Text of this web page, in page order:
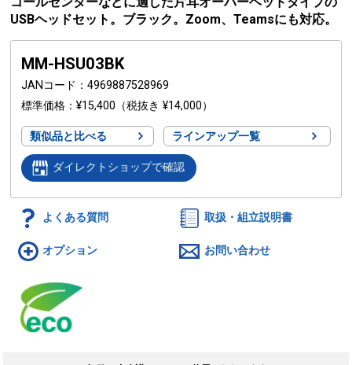
USBヘッドセット。ブラック。Zoom、Teamsにも対応。
MM-HSU03BK
JANコード
4969887528969
標準価格
¥15,400 （税抜き ¥14,000）
類似品と比べる ラインアップ一覧
ダイレクトショップで確認
よくある質問 取扱・組立説明書
オプション お問い合わせ